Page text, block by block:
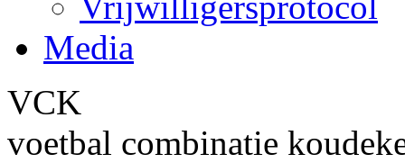
Media
VCK
voetbal combinatie